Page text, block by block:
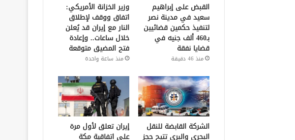
القبض على إبراهيم
سعيد في مدينة نصر
لتنفيذ حكمين قضائيين
بـ460 ألف جنيه في
قضايا نفقة
منذ 46 دقيقة
وزير الخزانة الأمريكي:
اتفاق ووقف لإطلاق
النار مع إيران قد يُعلن
خلال ساعات.. وإعادة
فتح المضيق متوقعة
منذ ساعة واحدة
الشركة القابضة للنقل
البحري والبري تتيح حجز
إيران تعلق لأول مرة
على اتفاقية مكة